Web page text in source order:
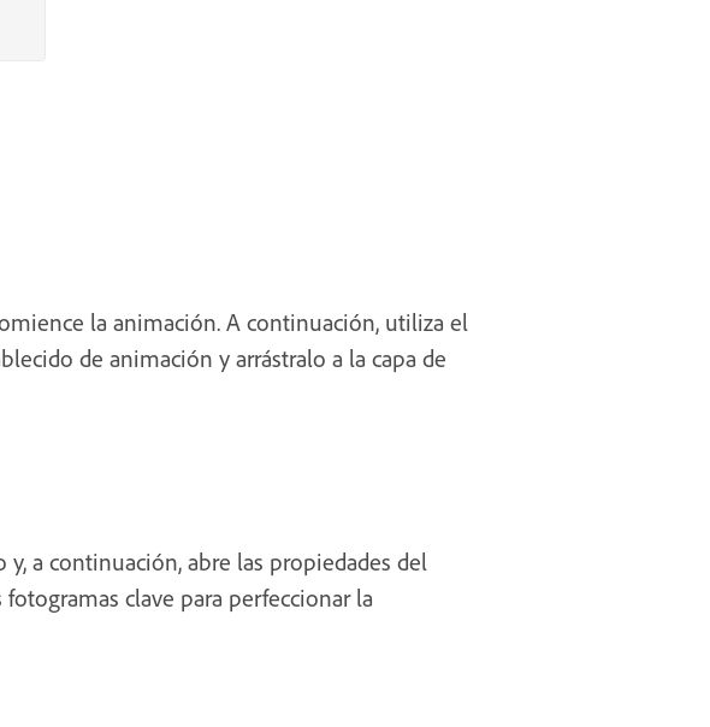
la animación. A continuación, utiliza el
de animación y arrástralo a la capa de
a continuación, abre las propiedades del
clave para perfeccionar la